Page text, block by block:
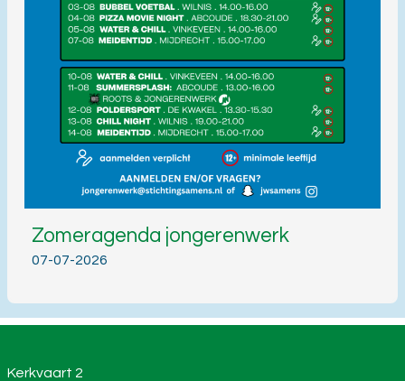
Zomeragenda jongerenwerk
07-07-2026
Kerkvaart 2